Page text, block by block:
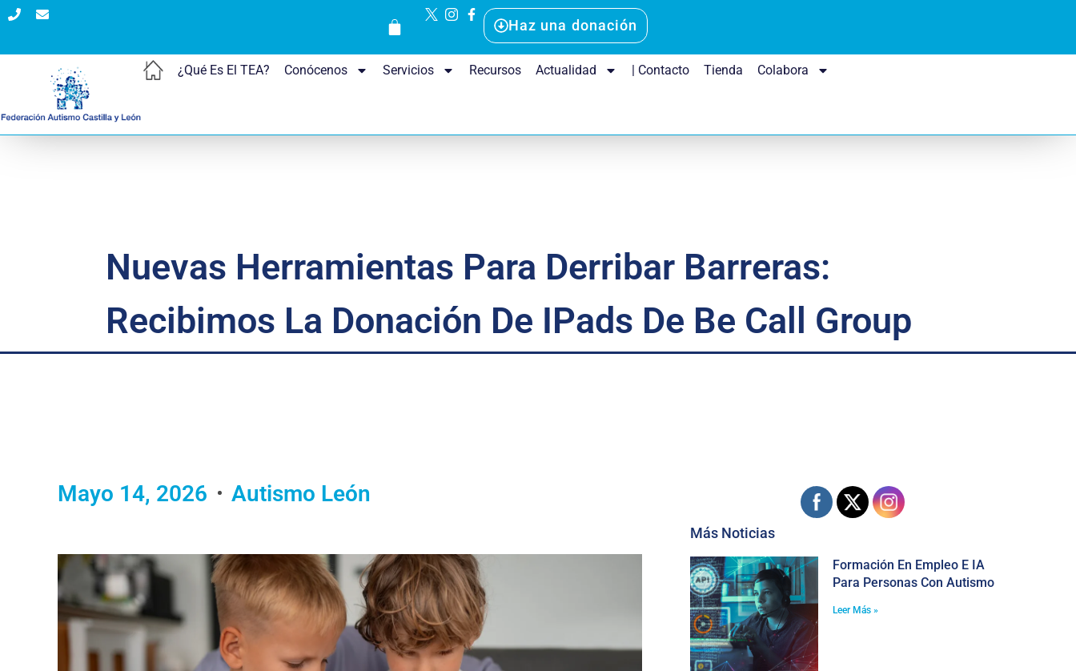
Haz una donación
¿Qué Es El TEA? Conócenos Servicios Recursos Actualidad | Contacto Tienda Colabora
Nuevas Herramientas Para Derribar Barreras:
Recibimos La Donación De IPads De Be Call Group
Mayo 14, 2026 Autismo León
Más Noticias
Formación En Empleo E IA
Para Personas Con Autismo
Leer Más »